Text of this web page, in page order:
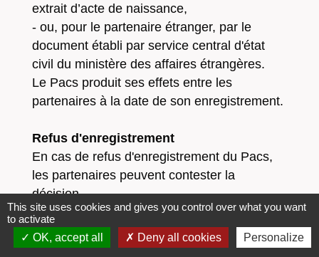
extrait d’acte de naissance,
- ou, pour le partenaire étranger, par le
document établi par service central d'état
civil du ministère des affaires étrangères.
Le Pacs produit ses effets entre les
partenaires à la date de son enregistrement.
Refus d'enregistrement
En cas de refus d'enregistrement du Pacs,
les partenaires peuvent contester la
décision.
Plus d'information sur le site :www.service-
public.fr/particuliers/vosdroits/F1618
This site uses cookies and gives you control over what you want
to activate
OK, accept all
Deny all cookies Personalize